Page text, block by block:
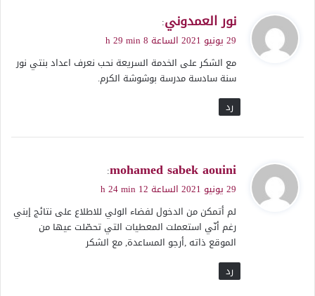
ي
ق
ل
نور العمدوني:
29 يونيو 2021 الساعة 8 h 29 min
مع الشكر على الخدمة السريعة نحب نعرف اعداد بنتي نور
سنة سادسة مدرسة بوشوشة الكرم.
رد
ي
ق
ل
mohamed sabek aouini
:
29 يونيو 2021 الساعة 12 h 24 min
لم أتمكن من الدخول لفضاء الولي للاطلاع على نتائج إبني
رغم أنّي استعملت المعطيات التي تحصّلت عيها من
الموقع ذاته ,أرجو المساعدة, مع الشكر
رد